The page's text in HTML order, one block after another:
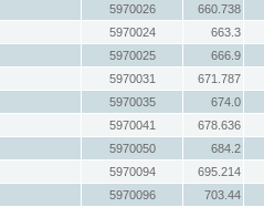
5970026
660.738
5970024
663.3
5970025
666.9
5970031
671.787
5970035
674.0
5970041
678.636
5970050
684.2
5970094
695.214
5970096
703.44